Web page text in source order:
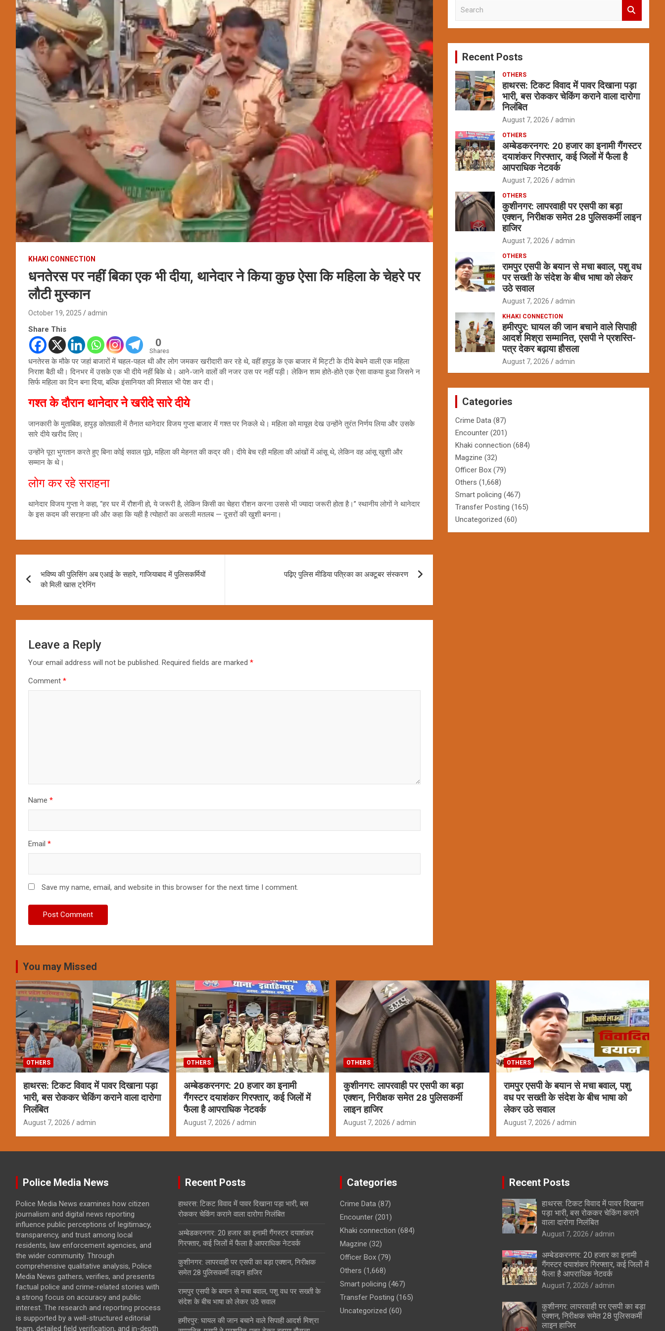
KHAKI CONNECTION
धनतेरस पर नहीं बिका एक भी दीया, थानेदार ने किया कुछ ऐसा कि महिला के चेहरे पर
लौटी मुस्कान
October 19, 2025 admin
Share This
0
Shares
धनतेरस के मौके पर जहां बाजारों में चहल-पहल थी और लोग जमकर खरीदारी कर रहे थे, वहीं हापुड़ के एक बाजार में मिट्टी के दीये बेचने वाली एक महिला
निराश बैठी थी। दिनभर में उसके एक भी दीये नहीं बिके थे। आने-जाने वालों की नजर उस पर नहीं पड़ी। लेकिन शाम होते-होते एक ऐसा वाकया हुआ जिसने न
सिर्फ महिला का दिन बना दिया, बल्कि इंसानियत की मिसाल भी पेश कर दी।
गश्त के दौरान थानेदार ने खरीदे सारे दीये
जानकारी के मुताबिक, हापुड़ कोतवाली में तैनात थानेदार विजय गुप्ता बाजार में गश्त पर निकले थे। महिला को मायूस देख उन्होंने तुरंत निर्णय लिया और उसके
सारे दीये खरीद लिए।
उन्होंने पूरा भुगतान करते हुए बिना कोई सवाल पूछे, महिला की मेहनत की कद्र की। दीये बेच रही महिला की आंखों में आंसू थे, लेकिन वह आंसू खुशी और
सम्मान के थे।
लोग कर रहे सराहना
थानेदार विजय गुप्ता ने कहा, “हर घर में रौशनी हो, ये जरूरी है, लेकिन किसी का चेहरा रौशन करना उससे भी ज्यादा जरूरी होता है।” स्थानीय लोगों ने थानेदार
के इस कदम की सराहना की और कहा कि यही है त्योहारों का असली मतलब — दूसरों की खुशी बनना।
navigation
भविष्य की पुलिसिंग अब एआई के सहारे, गाजियाबाद में पुलिसकर्मियों
को मिली खास ट्रेनिंग
पढ़िए पुलिस मीडिया पत्रिका का अक्टूबर संस्करण
Leave a Reply
Your email address will not be published. Required fields are marked *
Comment *
Name *
Email *
Save my name, email, and website in this browser for the next time I comment.
c
Recent Posts
OTHERS
हाथरस: टिकट विवाद में पावर दिखाना पड़ा
भारी, बस रोककर चेकिंग कराने वाला दारोगा
निलंबित
August 7, 2026 admin
OTHERS
अम्बेडकरनगर: 20 हजार का इनामी गैंगस्टर
दयाशंकर गिरफ्तार, कई जिलों में फैला है
आपराधिक नेटवर्क
August 7, 2026 admin
OTHERS
कुशीनगर: लापरवाही पर एसपी का बड़ा
एक्शन, निरीक्षक समेत 28 पुलिसकर्मी लाइन
हाजिर
August 7, 2026 admin
OTHERS
रामपुर एसपी के बयान से मचा बवाल, पशु वध
पर सख्ती के संदेश के बीच भाषा को लेकर
उठे सवाल
August 7, 2026 admin
KHAKI CONNECTION
हमीरपुर: घायल की जान बचाने वाले सिपाही
आदर्श मिश्रा सम्मानित, एसपी ने प्रशस्ति-
पत्र देकर बढ़ाया हौसला
August 7, 2026 admin
Categories
Crime Data (87)
Encounter (201)
Khaki connection (684)
Magzine (32)
Officer Box (79)
Others (1,668)
Smart policing (467)
Transfer Posting (165)
Uncategorized (60)
You may Missed
OTHERS
हाथरस: टिकट विवाद में पावर दिखाना पड़ा
भारी, बस रोककर चेकिंग कराने वाला दारोगा
निलंबित
August 7, 2026 admin
OTHERS
अम्बेडकरनगर: 20 हजार का इनामी
गैंगस्टर दयाशंकर गिरफ्तार, कई जिलों में
फैला है आपराधिक नेटवर्क
August 7, 2026 admin
OTHERS
कुशीनगर: लापरवाही पर एसपी का बड़ा
एक्शन, निरीक्षक समेत 28 पुलिसकर्मी
लाइन हाजिर
August 7, 2026 admin
OTHERS
रामपुर एसपी के बयान से मचा बवाल, पशु
वध पर सख्ती के संदेश के बीच भाषा को
लेकर उठे सवाल
August 7, 2026 admin
Police Media News
Police Media News examines how citizen
journalism and digital news reporting
influence public perceptions of legitimacy,
transparency, and trust among local
residents, law enforcement agencies, and
the wider community. Through
comprehensive qualitative analysis, Police
Media News gathers, verifies, and presents
factual police and crime-related stories with
a strong focus on accuracy and public
interest. The research and reporting process
is supported by a well-structured editorial
team, detailed field verification, and in-depth
Recent Posts
हाथरस: टिकट विवाद में पावर दिखाना पड़ा भारी, बस
रोककर चेकिंग कराने वाला दारोगा निलंबित
अम्बेडकरनगर: 20 हजार का इनामी गैंगस्टर दयाशंकर
गिरफ्तार, कई जिलों में फैला है आपराधिक नेटवर्क
कुशीनगर: लापरवाही पर एसपी का बड़ा एक्शन, निरीक्षक
समेत 28 पुलिसकर्मी लाइन हाजिर
रामपुर एसपी के बयान से मचा बवाल, पशु वध पर सख्ती के
संदेश के बीच भाषा को लेकर उठे सवाल
हमीरपुर: घायल की जान बचाने वाले सिपाही आदर्श मिश्रा
Categories
Crime Data (87)
Encounter (201)
Khaki connection (684)
Magzine (32)
Officer Box (79)
Others (1,668)
Smart policing (467)
Transfer Posting (165)
Uncategorized (60)
Recent Posts
हाथरस: टिकट विवाद में पावर दिखाना
पड़ा भारी, बस रोककर चेकिंग कराने
वाला दारोगा निलंबित
August 7, 2026 admin
अम्बेडकरनगर: 20 हजार का इनामी
गैंगस्टर दयाशंकर गिरफ्तार, कई जिलों में
फैला है आपराधिक नेटवर्क
August 7, 2026 admin
कुशीनगर: लापरवाही पर एसपी का बड़ा
एक्शन, निरीक्षक समेत 28 पुलिसकर्मी
लाइन हाजिर